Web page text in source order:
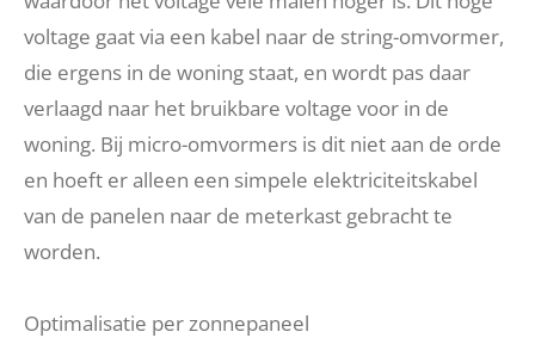
voltage gaat via een kabel naar de string-omvormer,
die ergens in de woning staat, en wordt pas daar
verlaagd naar het bruikbare voltage voor in de
woning. Bij micro-omvormers is dit niet aan de orde
en hoeft er alleen een simpele elektriciteitskabel
van de panelen naar de meterkast gebracht te
worden.
Optimalisatie per zonnepaneel